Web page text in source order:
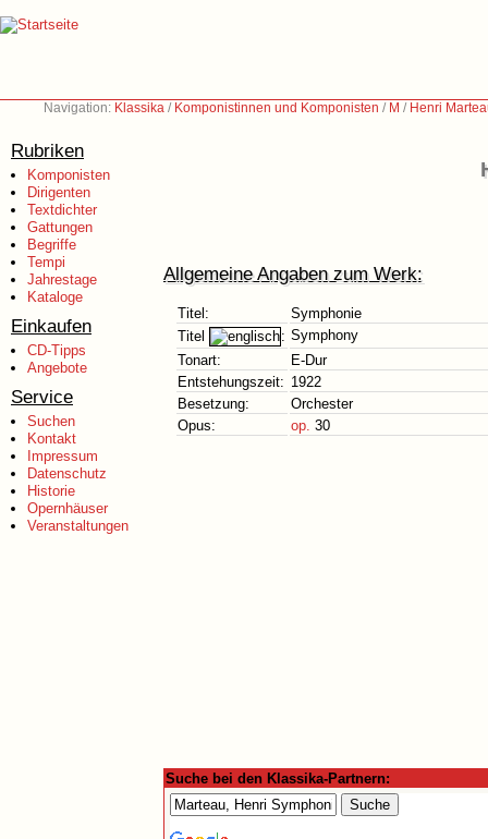
Navigation: Klassika / Komponistinnen und Komponisten / M / Henri
Rubriken
Komponisten
Dirigenten
Textdichter
Gattungen
Begriffe
Tempi
Jahrestage
Kataloge
Einkaufen
CD-Tipps
Angebote
Service
Suchen
Kontakt
Impressum
Datenschutz
Historie
Opernhäuser
Veranstaltungen
Allgemeine Angaben zum Werk:
Titel:
Symphonie
Titel
: Symphony
Tonart:
E-Dur
Entstehungszeit: 1922
Besetzung:
Orchester
Opus:
op. 30
Suche bei den Klassika-Partnern: